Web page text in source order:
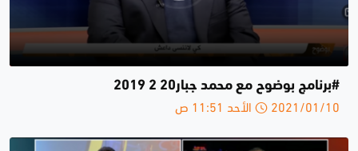
#برنامج بوضوح مع محمد جبار20 2 2019
2021/01/10 الأحد 11:51 ص